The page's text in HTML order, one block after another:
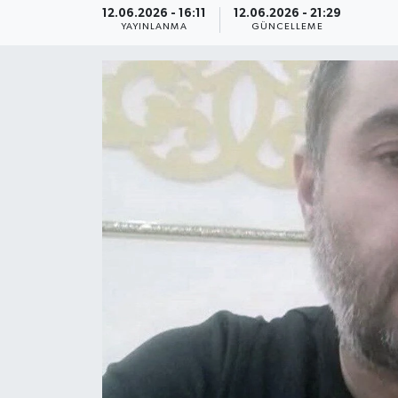
12.06.2026 - 16:11
YAYINLANMA
12.06.2026 - 21:29
GÜNCELLEME